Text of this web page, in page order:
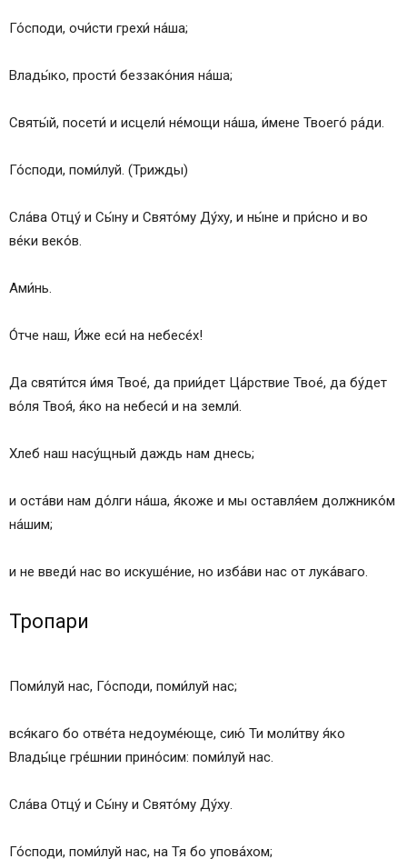
Го́споди, очи́сти грехи́ на́ша;
Влады́ко, прости́ беззако́ния на́ша;
Святы́й, посети́ и исцели́ не́мощи на́ша, и́мене Твоего́ ра́ди.
Го́споди, поми́луй. (Трижды)
Сла́ва Отцу́ и Сы́ну и Свято́му Ду́ху, и ны́не и при́сно и во
ве́ки веко́в.
Ами́нь.
О́тче наш, И́же еси́ на небесе́х!
Да святи́тся и́мя Твое́, да прии́дет Ца́рствие Твое́, да бу́дет
во́ля Твоя́, я́ко на небеси́ и на земли́.
Хлеб наш насу́щный даждь нам днесь;
и оста́ви нам до́лги на́ша, я́коже и мы оставля́ем должнико́м
на́шим;
и не введи́ нас во искуше́ние, но изба́ви нас от лука́ваго.
Тропари
Поми́луй нас, Го́споди, поми́луй нас;
вся́каго бо отве́та недоуме́юще, сию́ Ти моли́тву я́ко
Влады́це гре́шнии прино́сим: поми́луй нас.
Сла́ва Отцу́ и Сы́ну и Свято́му Ду́ху.
Го́споди, поми́луй нас, на Тя бо упова́хом;